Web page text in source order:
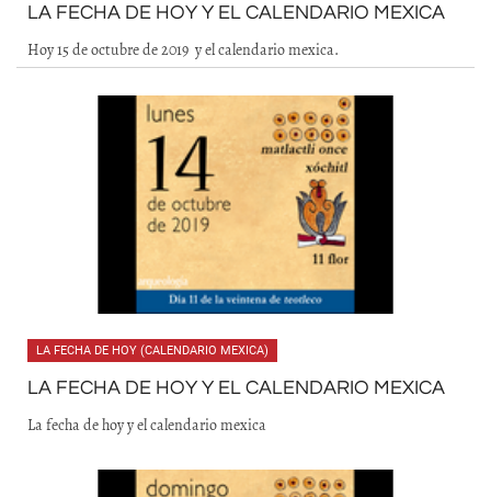
LA FECHA DE HOY Y EL CALENDARIO MEXICA
Hoy 15 de octubre de 2019 y el calendario mexica.
LA FECHA DE HOY (CALENDARIO MEXICA)
LA FECHA DE HOY Y EL CALENDARIO MEXICA
La fecha de hoy y el calendario mexica